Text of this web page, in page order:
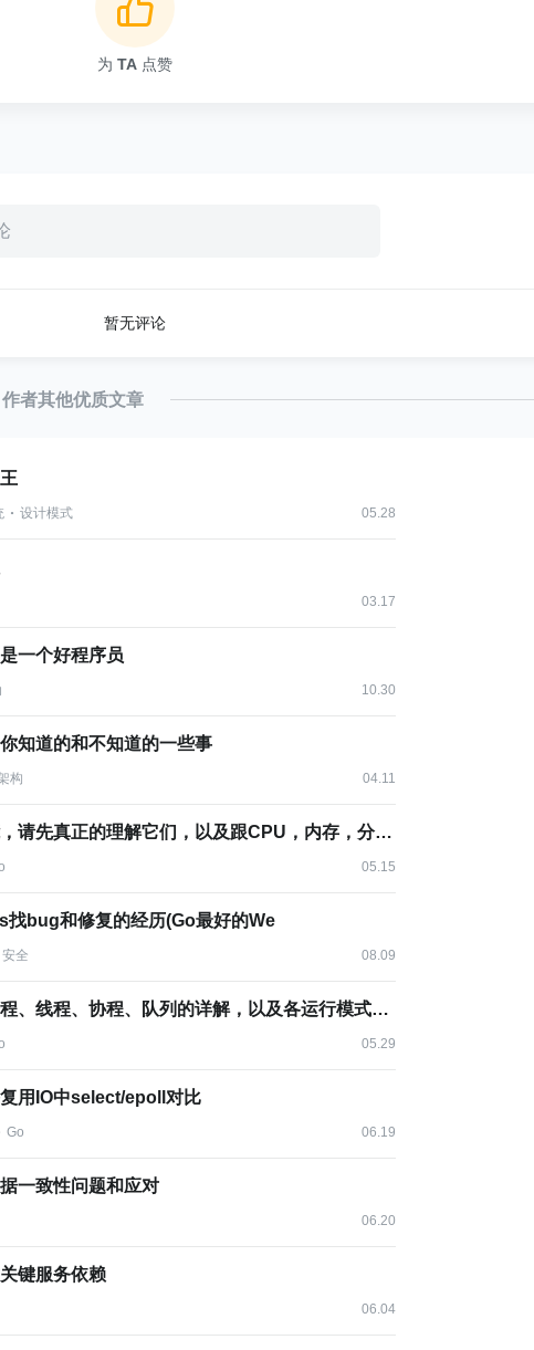
为 TA 点赞
暂无评论
作者其他优质文章
设计模式 05.28
03.17
一个好程序员
10.30
知道的和不知道的一些事
构 04.11
想要做到高并发和高性能，请先真正的理解它们，以及跟CPU，内存，分布式
05.15
bug和修复的经历(Go最好的We
安全 08.09
高并发和高性能系统中进程、线程、协程、队列的详解，以及各运行模式的对比
05.29
用IO中select/epoll对比
Go 06.19
一致性问题和应对
06.20
键服务依赖
06.04